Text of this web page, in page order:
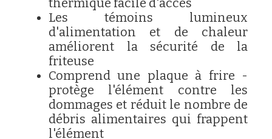
Les témoins lumineux
d'alimentation et de chaleur
améliorent la sécurité de la
friteuse
Comprend une plaque à frire -
protège l'élément contre les
dommages et réduit le nombre de
débris alimentaires qui frappent
l'élément